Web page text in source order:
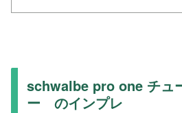
schwalbe pro one チ
ー のインプレ